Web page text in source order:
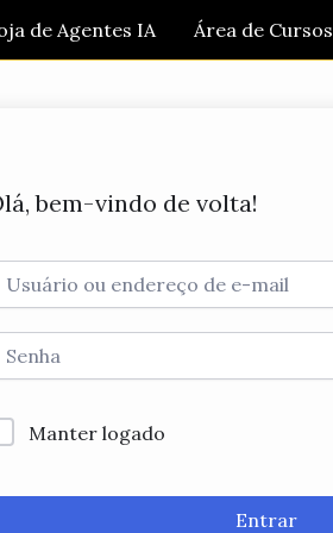
de Agentes IA Área de Cursos
bem-vindo de volta!
Manter logado
Entrar